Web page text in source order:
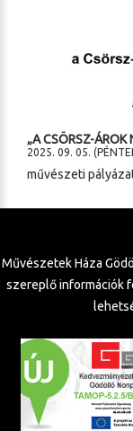
„A CSÖRSZ-ÁROK
2025. 09. 05.
művészeti
Művészetek Háza
szereplő információk